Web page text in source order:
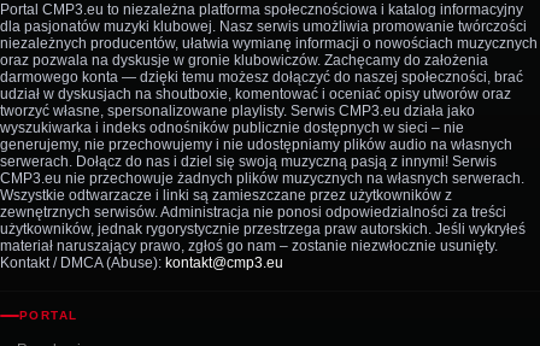
Portal CMP3.eu to niezależna platforma społecznościowa i katalog informacyjny
dla pasjonatów muzyki klubowej. Nasz serwis umożliwia promowanie twórczości
niezależnych producentów, ułatwia wymianę informacji o nowościach muzycznych
oraz pozwala na dyskusje w gronie klubowiczów. Zachęcamy do założenia
darmowego konta — dzięki temu możesz dołączyć do naszej społeczności, brać
udział w dyskusjach na shoutboxie, komentować i oceniać opisy utworów oraz
tworzyć własne, spersonalizowane playlisty. Serwis CMP3.eu działa jako
wyszukiwarka i indeks odnośników publicznie dostępnych w sieci – nie
generujemy, nie przechowujemy i nie udostępniamy plików audio na własnych
serwerach. Dołącz do nas i dziel się swoją muzyczną pasją z innymi! Serwis
CMP3.eu nie przechowuje żadnych plików muzycznych na własnych serwerach.
Wszystkie odtwarzacze i linki są zamieszczane przez użytkowników z
zewnętrznych serwisów. Administracja nie ponosi odpowiedzialności za treści
użytkowników, jednak rygorystycznie przestrzega praw autorskich. Jeśli wykryłeś
materiał naruszający prawo, zgłoś go nam – zostanie niezwłocznie usunięty.
Kontakt / DMCA (Abuse): kontakt@cmp3.eu
PORTAL